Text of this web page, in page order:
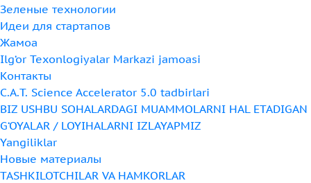
Зеленые технологии
Идеи для стартапов
Жамоа
Ilg‘or Texonlogiyalar Markazi jamoasi
Контакты
C.A.T. Science Accelerator 5.0 tadbirlari
BIZ USHBU SOHALARDAGI MUAMMOLARNI HAL ETADIGAN
G‘OYALAR / LOYIHALARNI IZLAYAPMIZ
Yangiliklar
Новые материалы
TASHKILOTCHILAR VA HAMKORLAR